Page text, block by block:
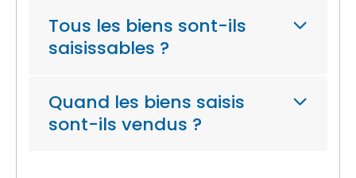
Tous les biens sont-ils
saisissables ?
Quand les biens saisis
sont-ils vendus ?